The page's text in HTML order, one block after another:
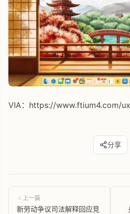
VIA：https://www.ftium4.com/
分享
上一篇
新劳动争议司法解释回应竞